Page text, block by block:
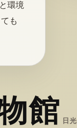
環境
も
館 日